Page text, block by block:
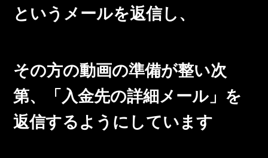
というメールを返信し、
その方の動画の準備が整い次
第、「入金先の詳細メール」を
返信するようにしています